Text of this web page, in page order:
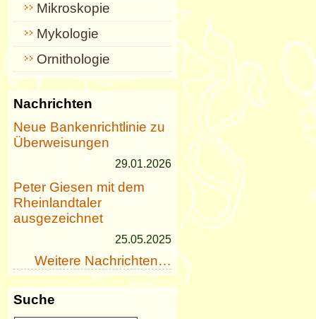
Mikroskopie
Mykologie
Ornithologie
Nachrichten
Neue Bankenrichtlinie zu
Überweisungen
29.01.2026
Peter Giesen mit dem
Rheinlandtaler
ausgezeichnet
25.05.2025
Weitere Nachrichten…
Suche